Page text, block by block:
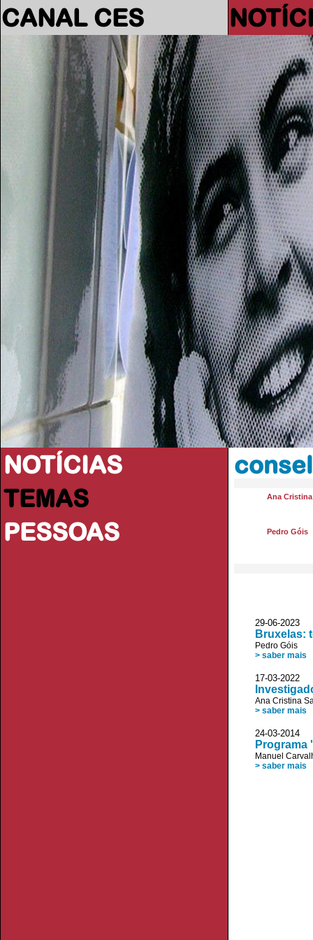
CANAL CES
NOTÍCIAS
TEMAS
PESSOAS
Ana
Pedro Góis
29-06-
Bruxelas:
Pedro Góis
> saber mais
17-03-2022
Ana Cristina
> saber mais
24-03-2014
Programa
Manuel
> saber mais